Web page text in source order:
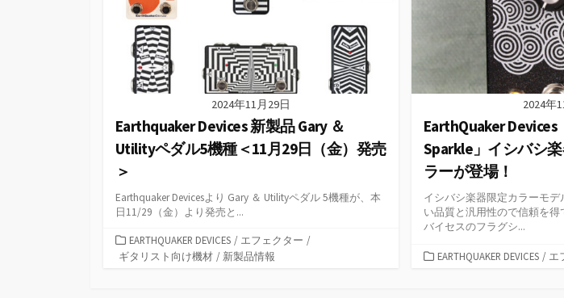
2024年11月29日
Earthquaker Devices 新製品 Gary ＆
Utilityペダル5機種＜11月29日（金）発売
＞
Earthquaker Devicesより Gary ＆ Utilityペダル 5機種が、本
日11/29（金）より発売と...
カ
テ
EARTHQUAKER DEVICES / エフェクター /
ギタリスト向け機材 / 新製品情報
2024年
EarthQuaker Devices
Sparkle」イシバシ
ラーが登場！
イシバシ楽器限定カラーモ
い品質と汎用性ので信頼を
バイセスのフラグシ...
カEARTHQUAKER DEVICES / エ